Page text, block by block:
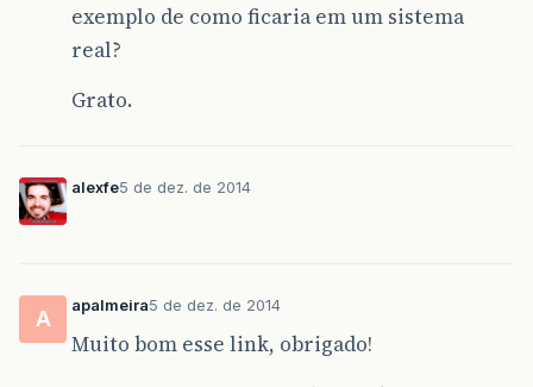
exemplo de como ficaria em um sistema
real?
Grato.
alexfe5 de dez. de 2014
A
apalmeira5 de dez. de 2014
Muito bom esse link, obrigado!